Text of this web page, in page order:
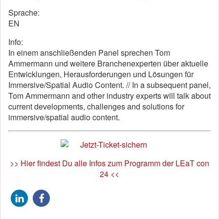
Sprache:
EN
Info:
In einem anschließenden Panel sprechen Tom
Ammermann und weitere Branchenexperten über aktuelle
Entwicklungen, Herausforderungen und Lösungen für
Immersive/Spatial Audio Content. // In a subsequent panel,
Tom Ammermann and other industry experts will talk about
current developments, challenges and solutions for
immersive/spatial audio content.
>> Hier findest Du alle Infos zum Programm der LEaT con
24 <<